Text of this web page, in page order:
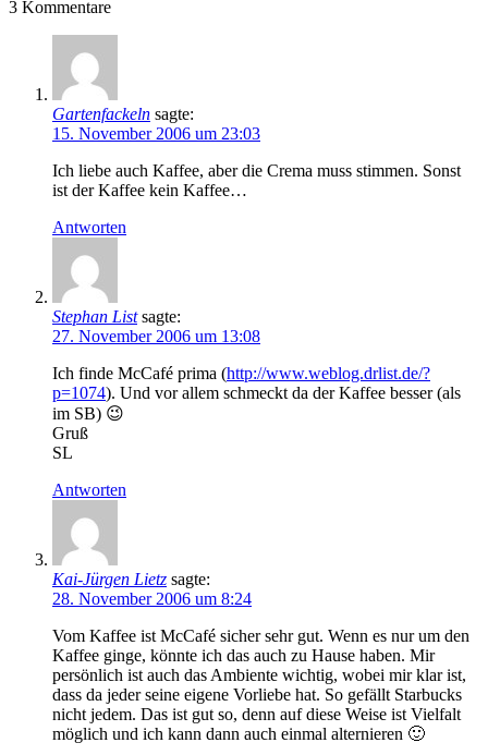
3 Kommentare
Gartenfackeln sagte:
15. November 2006 um 23:03
Ich liebe auch Kaffee, aber die Crema muss stimmen. Sonst
ist der Kaffee kein Kaffee…
Antworten
Stephan List sagte:
27. November 2006 um 13:08
Ich finde McCafé prima (http://www.weblog.drlist.de/?
p=1074). Und vor allem schmeckt da der Kaffee besser (als
im SB) 😉
Gruß
SL
Antworten
Kai-Jürgen Lietz sagte:
28. November 2006 um 8:24
Vom Kaffee ist McCafé sicher sehr gut. Wenn es nur um den
Kaffee ginge, könnte ich das auch zu Hause haben. Mir
persönlich ist auch das Ambiente wichtig, wobei mir klar ist,
dass da jeder seine eigene Vorliebe hat. So gefällt Starbucks
nicht jedem. Das ist gut so, denn auf diese Weise ist Vielfalt
möglich und ich kann dann auch einmal alternieren 🙂